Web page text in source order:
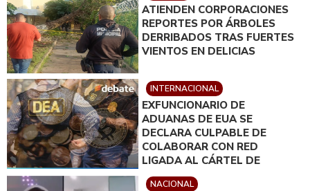
ATIENDEN CORPORACIONES
REPORTES POR ÁRBOLES
DERRIBADOS TRAS FUERTES
VIENTOS EN DELICIAS
INTERNACIONAL
EXFUNCIONARIO DE
ADUANAS DE EUA SE
DECLARA CULPABLE DE
COLABORAR CON RED
LIGADA AL CÁRTEL DE
SINALOA
NACIONAL